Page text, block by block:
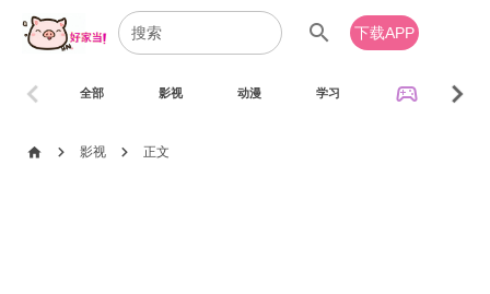
search 下载APP
全部 影视 动漫 学习 sports_esports
chevron_left chevron_right
home chevron_right 影视 chevron_right 正文